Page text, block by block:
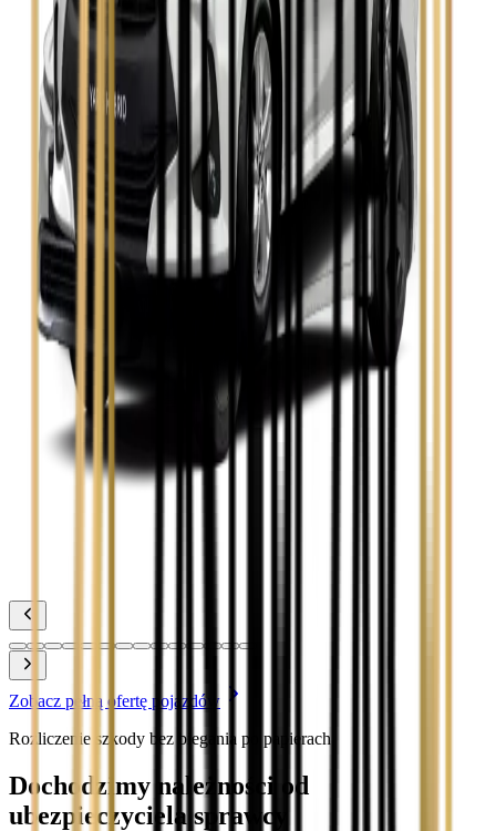
Skoda Kamiq
Zobacz
Skoda Octavia
Zobacz
Toyota Avensis
Zobacz
Toyota Camry
Zobacz
Toyota Corolla
Toyota Prius
Zobacz pełną ofertę pojazdów
Rozliczenie szkody bez biegania po papierach
Dochodzimy należności od
ubezpieczyciela sprawcy